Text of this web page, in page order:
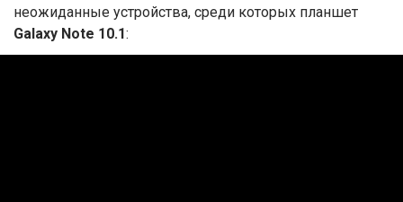
неожиданные устройства, среди которых планшет
Galaxy Note 10.1: